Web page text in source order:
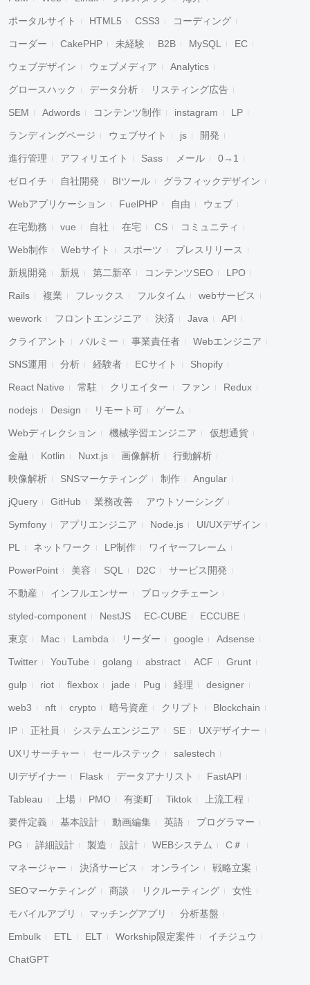
ポータルサイト HTML5 CSS3 コーディング
コーダー CakePHP 未経験 B2B MySQL EC
ウェブデザイン ウェブメディア Analytics
グロースハック データ分析 リスティング広告
SEM Adwords コンテンツ制作 instagram LP
ランディングページ ウェブサイト js 開発
進行管理 アフィリエイト Sass メール 0→1
ゼロイチ 自社開発 BIツール グラフィックデザイン
Webアプリケーション FuelPHP 自由 ウェブ
在宅勤務 vue 自社 在宅 CS コミュニティ
Web制作 Webサイト スポーツ プレスリリース
新規開発 新規 第二新卒 コンテンツSEO LPO
Rails 複業 フレックス フルタイム webサービス
wework フロントエンジニア 決済 Java API
クライアント パルミー 事業責任者 Webエンジニア
SNS運用 分析 経験者 ECサイト Shopify
React Native 常駐 クリエイター ファン Redux
nodejs Design リモート可 ゲーム
Webディレクション 機械学習エンジニア 仮想通貨
金融 Kotlin Nuxt.js 画像解析 行動解析
映像解析 SNSマーケティング 制作 Angular
jQuery GitHub 業務改善 アウトソーシング
Symfony アプリエンジニア Node.js UI/UXデザイン
PL ネットワーク LP制作 ワイヤーフレーム
PowerPoint 美容 SQL D2C サービス開発
不動産 インフルエンサー ブロックチェーン
styled-component NestJS EC-CUBE ECCUBE
東京 Mac Lambda リーダー google Adsense
Twitter YouTube golang abstract ACF Grunt
gulp riot flexbox jade Pug 経理 designer
web3 nft crypto 暗号資産 クリプト Blockchain
IP 正社員 システムエンジニア SE UXデザイナー
UXリサーチャー セールステック salestech
UIデザイナー Flask データアナリスト FastAPI
Tableau 上場 PMO 有楽町 Tiktok 上流工程
要件定義 基本設計 動画編集 英語 プログラマー
PG 詳細設計 製造 設計 WEBシステム C＃
マネージャー 決済サービス オンライン 戦略立案
SEOマーケティング 商談 リクルーティング 女性
モバイルアプリ マッチングアプリ 分析基盤
Embulk ETL ELT Workship限定案件 イチジュウ
ChatGPT